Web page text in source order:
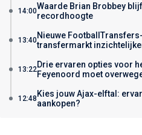
14:00Waarde Brian Brobbey
recordhoogte
13:40Nieuwe
transfermarkt
13:22Drie ervaren opties voor
Feyenoord moet
12:48 Kies jouw Ajax-elftal:
aankopen?